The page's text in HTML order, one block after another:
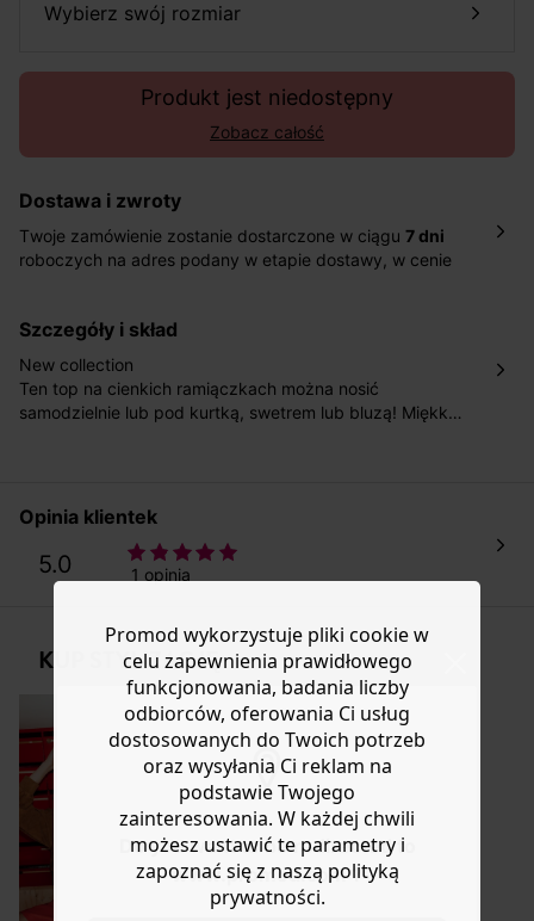
Do you want to be redirected to
www.promod.com ?
wybierz swój rozmiar
Produkt jest niedostępny
Zobacz całość
Dostawa i zwroty
Twoje zamówienie zostanie dostarczone w ciągu 7 dni
roboczych na adres podany w etapie dostawy, w cenie
pośrednictwem DHL Express.
Nowość: Zamówienia dostarczamy w ciągu 4-6 dni
roboczych do wybranego przez Ciebie paczkomatu , a
koszt przesyłki wynosi 9,40 zł.
szczegóły i skład
New collection
Ten top na cienkich ramiączkach można nosić
samodzielnie lub pod kurtką, swetrem lub bluzą! Miękka,
pochodzącą z ekologicznych upraw, uprawianą bez
pestycydów, nawozów chemicznych i GMO, aby
zachować różnorodność biologiczną.
Opinia klientek
5.0 1 opinia
KUP STYLIZACJĘ
Promod wykorzystuje pliki cookie w
celu zapewnienia prawidłowego
funkcjonowania, badania liczby
odbiorców, oferowania Ci usług
dostosowanych do Twoich potrzeb
oraz wysyłania Ci reklam na
podstawie Twojego
zainteresowania. W każdej chwili
możesz ustawić te parametry i
zapoznać się z naszą polityką
prywatności.